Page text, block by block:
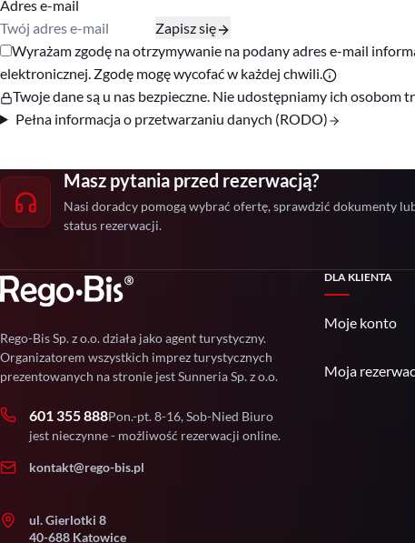
Adres e-mail
Zapisz się
Zgody marketingowe
Wyrażam zgodę na otrzymywanie na podany adres e-mail
elektronicznej. Zgodę mogę wycofać w każdej chwili.
Twoje dane są u nas bezpieczne. Nie udostępniamy ich osobom
Pełna informacja o przetwarzaniu danych (RODO)
Masz pytania przed rezerwacją?
Nasi doradcy pomogą wybrać ofertę, sprawdzić dokumenty
status rezerwacji.
Rego-Bis Sp. z o.o. działa jako agent turystyczny.
Organizatorem wszystkich imprez turystycznych
prezentowanych na stronie jest Sunneria Sp. z o.o.
601 355 888Pon.-pt. 8-16, Sob-Nied Biuro
jest nieczynne - możliwość rezerwacji online.
kontakt@rego-bis.pl
ul. Gierlotki 8
40-688 Katowice
DLA KLIENTA
Moje konto
Moja